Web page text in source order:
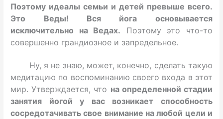
Поэтому идеалы семьи и детей превыше всего.
Это Веды! Вся йога основывается
исключительно на Ведах. Поэтому это что-то
совершенно грандиозное и запредельное.
Ну, я не знаю, может, конечно, сделать такую
медитацию по воспоминанию своего входа в этот
мир. Утверждается, что на определенной стадии
занятия йогой у вас возникает способность
сосредотачивать свое внимание на любой цели и